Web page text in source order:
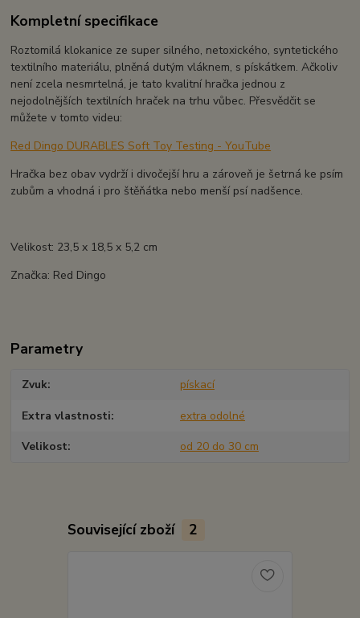
Kompletní specifikace
Roztomilá klokanice ze super silného, netoxického, syntetického
textilního materiálu, plněná dutým vláknem, s pískátkem. Ačkoliv
není zcela nesmrtelná, je tato kvalitní hračka jednou z
nejodolnějších textilních hraček na trhu vůbec. Přesvědčit se
můžete v tomto videu:
Red Dingo DURABLES Soft Toy Testing - YouTube
Hračka bez obav vydrží i divočejší hru a zároveň je šetrná ke psím
zubům a vhodná i pro štěňátka nebo menší psí nadšence.
Velikost: 23,5 x 18,5 x 5,2 cm
Značka: Red Dingo
Parametry
Zvuk pískací
Extra vlastnosti extra odolné
Velikost od 20 do 30 cm
Související zboží 2